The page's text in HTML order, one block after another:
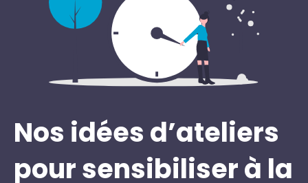
Nos idées d’ateliers
pour sensibiliser à la